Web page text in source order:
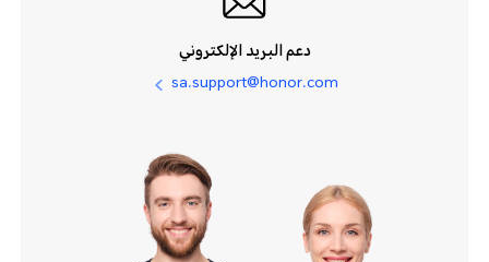
دعم البريد الإلكتروني
sa.support@honor.com